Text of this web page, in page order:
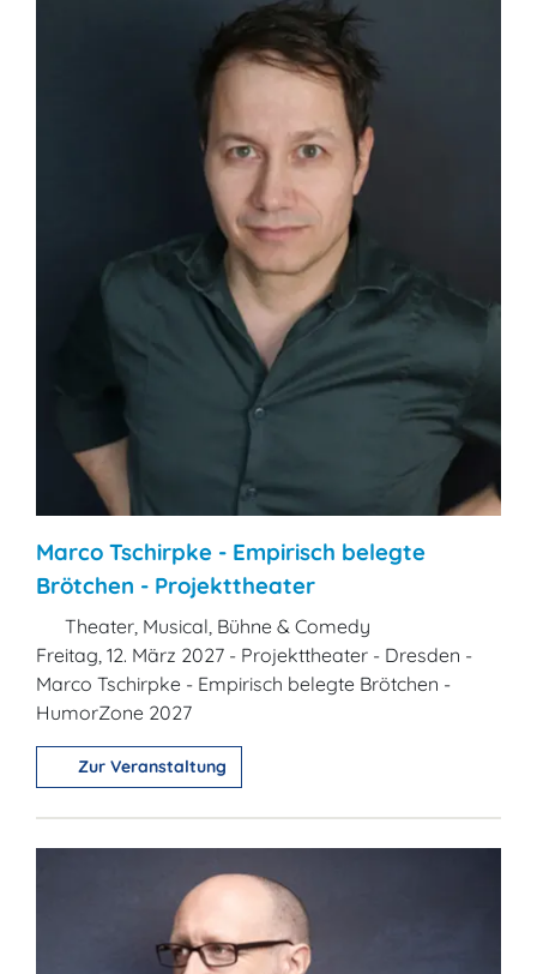
Marco Tschirpke - Empirisch belegte
Brötchen - Projekttheater
Theater, Musical, Bühne & Comedy
Freitag, 12. März 2027 - Projekttheater - Dresden -
Marco Tschirpke - Empirisch belegte Brötchen -
HumorZone 2027
Zur Veranstaltung